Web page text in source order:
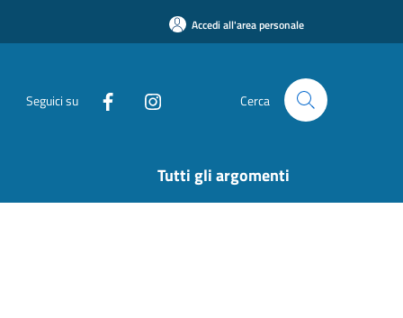
Accedi all'area personale
Seguici su Cerca
Tutti gli argomenti